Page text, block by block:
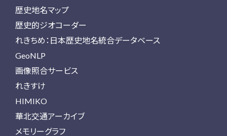
歴史地名マップ
歴史的ジオコーダー
れきちめ：日本歴史地名統合データベース
GeoNLP
画像照合サービス
れきすけ
HIMIKO
華北交通アーカイブ
メモリーグラフ